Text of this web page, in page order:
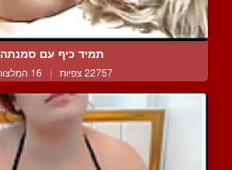
תמיד כיף עם סמנתה
22757 צפיות | 16 המלצות